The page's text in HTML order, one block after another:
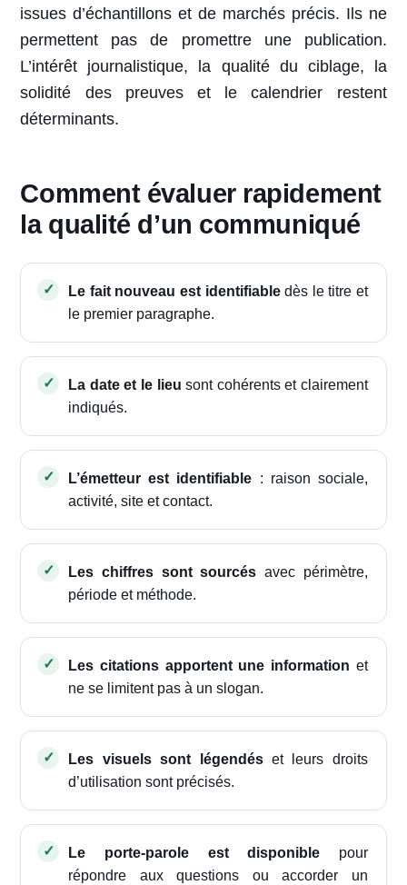
issues d’échantillons et de marchés précis. Ils ne
permettent pas de promettre une publication.
L’intérêt journalistique, la qualité du ciblage, la
solidité des preuves et le calendrier restent
déterminants.
Comment évaluer rapidement
la qualité d’un communiqué
Le fait nouveau est identifiabledès le titre et
le premier paragraphe.
La date et le lieu sont cohérents et clairement
indiqués.
L’émetteur est identifiable : raison sociale,
activité, site et contact.
Les chiffres sont sourcés avec périmètre,
période et méthode.
Les citations apportent une information et
ne se limitent pas à un slogan.
Les visuels sont légendéset leurs droits
d’utilisation sont précisés.
Le porte-parole est disponible pour
répondre aux questions ou accorder un